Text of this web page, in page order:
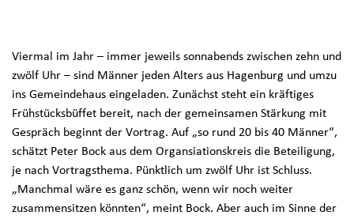
Viermal im Jahr – immer jeweils sonnabends zwischen zehn und
zwölf Uhr – sind Männer jeden Alters aus Hagenburg und umzu
ins Gemeindehaus eingeladen. Zunächst steht ein kräftiges
Frühstücksbüffet bereit, nach der gemeinsamen Stärkung mit
Gespräch beginnt der Vortrag. Auf „so rund 20 bis 40 Männer“,
schätzt Peter Bock aus dem Organsiationskreis die Beteiligung,
je nach Vortragsthema. Pünktlich um zwölf Uhr ist Schluss.
„Manchmal wäre es ganz schön, wenn wir noch weiter
zusammensitzen könnten“, meint Bock. Aber auch im Sinne der